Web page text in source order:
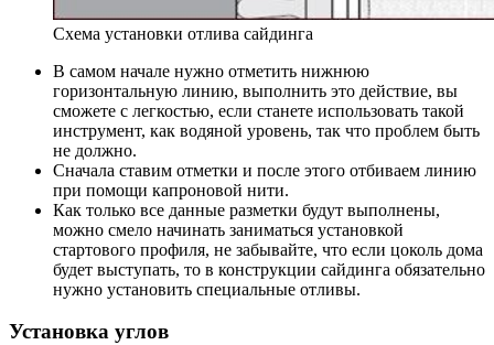
Схема установки отлива сайдинга
В самом начале нужно отметить нижнюю
горизонтальную линию, выполнить это действие, вы
сможете с легкостью, если станете использовать такой
инструмент, как водяной уровень, так что проблем быть
не должно.
Сначала ставим отметки и после этого отбиваем линию
при помощи капроновой нити.
Как только все данные разметки будут выполнены,
можно смело начинать заниматься установкой
стартового профиля, не забывайте, что если цоколь дома
будет выступать, то в конструкции сайдинга обязательно
нужно установить специальные отливы.
Установка углов